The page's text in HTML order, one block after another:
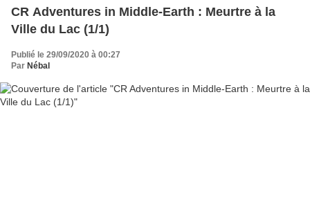
CR Adventures in Middle-Earth : Meurtre à la
Ville du Lac (1/1)
Publié le 29/09/2020 à 00:27
Par Nébal